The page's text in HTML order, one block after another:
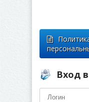
Вход